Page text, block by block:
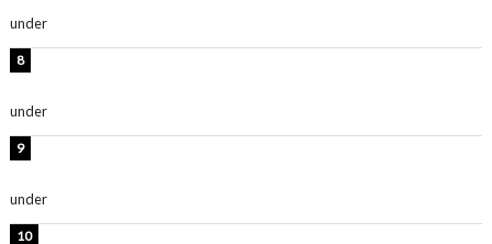
under
under
under